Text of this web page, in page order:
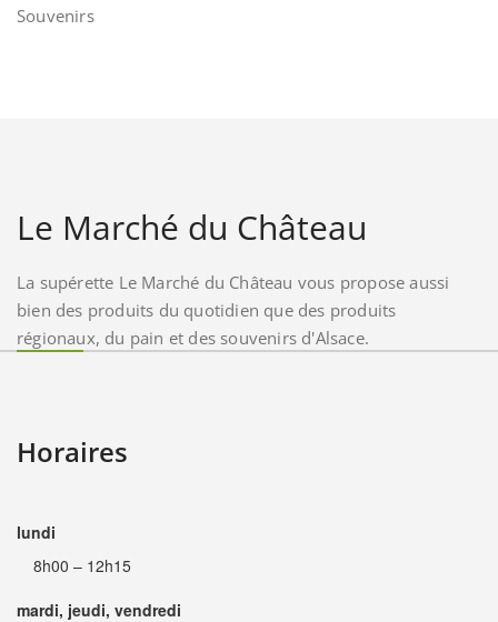
Souvenirs
Le Marché du Château
La supérette Le Marché du Château vous propose aussi
bien des produits du quotidien que des produits
régionaux, du pain et des souvenirs d'Alsace.
Horaires
lundi
8h00 – 12h15
mardi, jeudi, vendredi